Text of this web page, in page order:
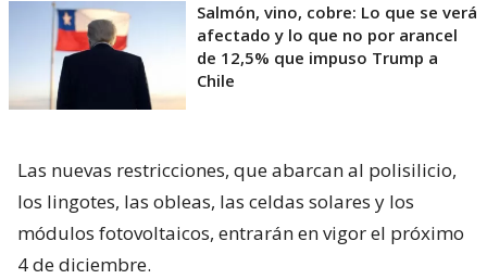
Salmón, vino, cobre: Lo que se verá
afectado y lo que no por arancel
de 12,5% que impuso Trump a
Chile
Las nuevas restricciones, que abarcan al polisilicio,
los lingotes, las obleas, las celdas solares y los
módulos fotovoltaicos, entrarán en vigor el próximo
4 de diciembre.